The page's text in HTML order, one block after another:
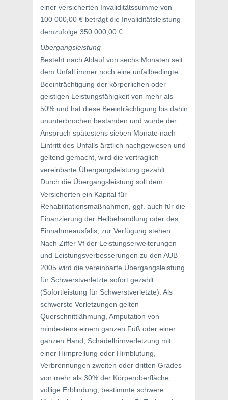
einer versicherten Invaliditätssumme von
100 000,00 € beträgt die Invaliditätsleistung
demzufolge 350 000,00 €.
Übergangsleistung
Besteht nach Ablauf von sechs Monaten seit
dem Unfall immer noch eine unfallbedingte
Beeinträchtigung der körperlichen oder
geistigen Leistungsfähigkeit von mehr als
50% und hat diese Beeinträchtigung bis dahin
ununterbrochen bestanden und wurde der
Anspruch spätestens sieben Monate nach
Eintritt des Unfalls ärztlich nachgewiesen und
geltend gemacht, wird die vertraglich
vereinbarte Übergangsleistung gezahlt.
Durch die Übergangsleistung soll dem
Versicherten ein Kapital für
Rehabilitationsmaßnahmen, ggf. auch für die
Finanzierung der Heilbehandlung oder des
Einnahmeausfalls, zur Verfügung stehen.
Nach Ziffer Vf der Leistungserweiterungen
und Leistungsverbesserungen zu den AUB
2005 wird die vereinbarte Übergangsleistung
für Schwerstverletzte sofort gezahlt
(Sofortleistung für Schwerstverletzte). Als
schwerste Verletzungen gelten
Querschnittlähmung, Amputation von
mindestens einem ganzen Fuß oder einer
ganzen Hand, Schädelhirnverletzung mit
einer Hirnprellung oder Hirnblutung,
Verbrennungen zweiten oder dritten Grades
von mehr als 30% der Körperoberfläche,
völlige Erblindung, bestimmte schwere